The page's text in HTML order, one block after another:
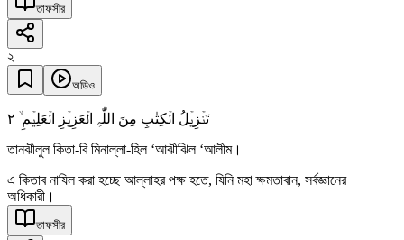
তাফসীর
২
অডিও
تَنۡزِیۡلُ الۡکِتٰبِ مِنَ اللّٰہِ الۡعَزِیۡزِ الۡعَلِیۡمِ ۙ ٢
তানঝীলুল কিতা-বি মিনাল্লা-হিল ‘আঝীঝিল ‘আলীম।
এ কিতাব নাযিল করা হচ্ছে আল্লাহর পক্ষ হতে, যিনি মহা ক্ষমতাবান, সর্বজ্ঞানের
অধিকারী।
তাফসীর